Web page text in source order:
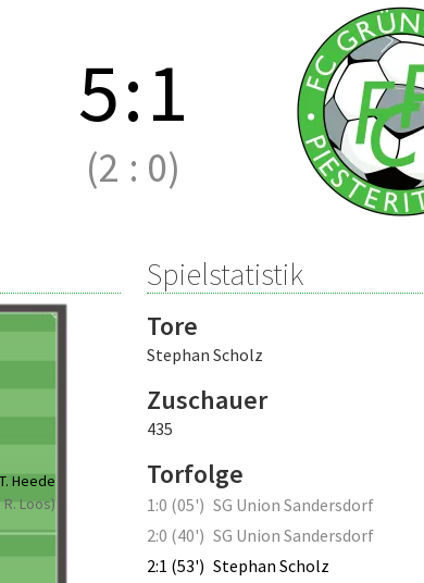
5:1
(2 : 0)
T. Heede
R. Loos)
Spielstatistik
Tore
Stephan Scholz
Zuschauer
435
Torfolge
1:0 (05') SG Union Sandersdorf
2:0 (40') SG Union Sandersdorf
2:1 (53') Stephan Scholz